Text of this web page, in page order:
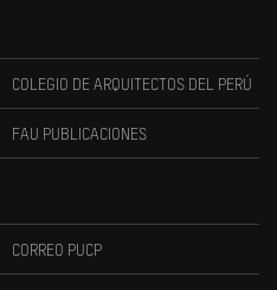
COLEGIO DE ARQUITECTOS DEL PERÚ
FAU PUBLICACIONES
CORREO PUCP